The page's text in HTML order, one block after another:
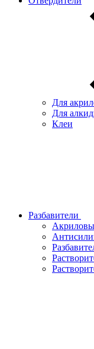
Для
Для
Клеи
Разбавители